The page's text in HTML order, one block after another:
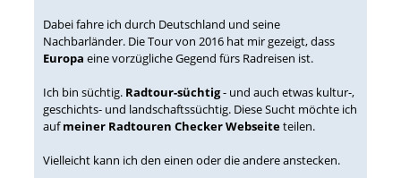
Dabei fahre ich durch Deutschland und seine
Nachbarländer. Die Tour von 2016 hat mir gezeigt, dass
Europa eine vorzügliche Gegend fürs Radreisen ist.
Ich bin süchtig. Radtour-süchtig- und auch etwas kultur-,
geschichts- und landschaftssüchtig. Diese Sucht möchte ich
aufmeiner Radtouren Checker Webseiteteilen.
Vielleicht kann ich den einen oder die andere anstecken.